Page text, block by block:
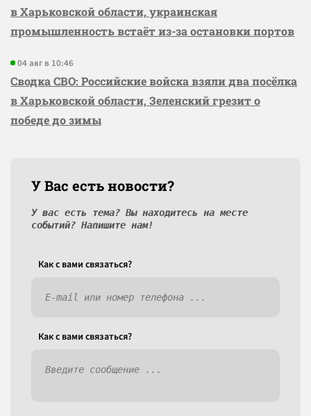
в Харьковской области, украинская
промышленность встаёт из-за остановки портов
04 авг в 10:46
Сводка СВО: Российские войска взяли два посёлка
в Харьковской области, Зеленский грезит о
победе до зимы
У Вас есть новости?
У вас есть тема? Вы находитесь на месте
событий? Напишите нам!
Как c вами связаться?
Как c вами связаться?